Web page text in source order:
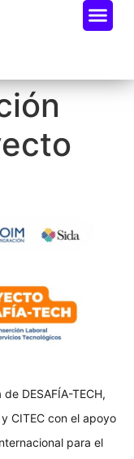
DESAFÍA-TECH,
y CITEC con el apoyo
para el